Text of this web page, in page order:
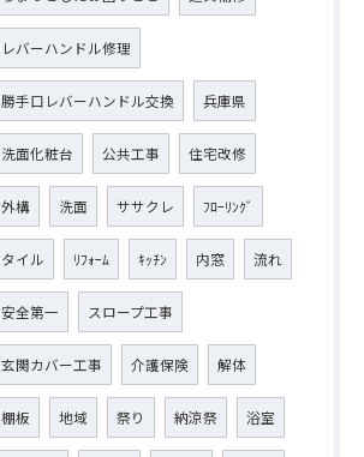
レバーハンドル修理
勝手口レバーハンドル交換 兵庫県
洗面化粧台 公共工事 住宅改修
外構 洗面 ササクレ ﾌﾛｰﾘﾝｸﾞ
タイル ﾘﾌｫｰﾑ ｷｯﾁﾝ 内窓 流れ
安全第一 スロープ工事
玄関カバー工事 介護保険 解体
棚板 地域 祭り 納涼祭 浴室